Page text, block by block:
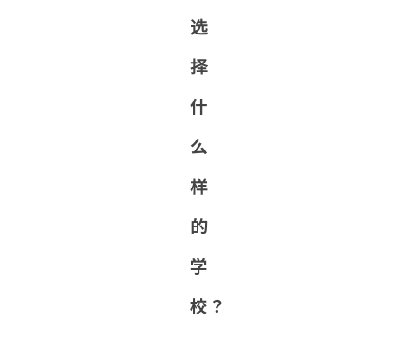
选
择
什
么
样
的
学
校？